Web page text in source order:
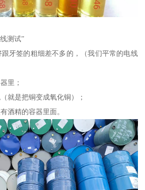
测试”
牙签的粗细差不多的，（我们平常的电线
里；
就是把铜变成氧化铜）；
酒精的容器里面。